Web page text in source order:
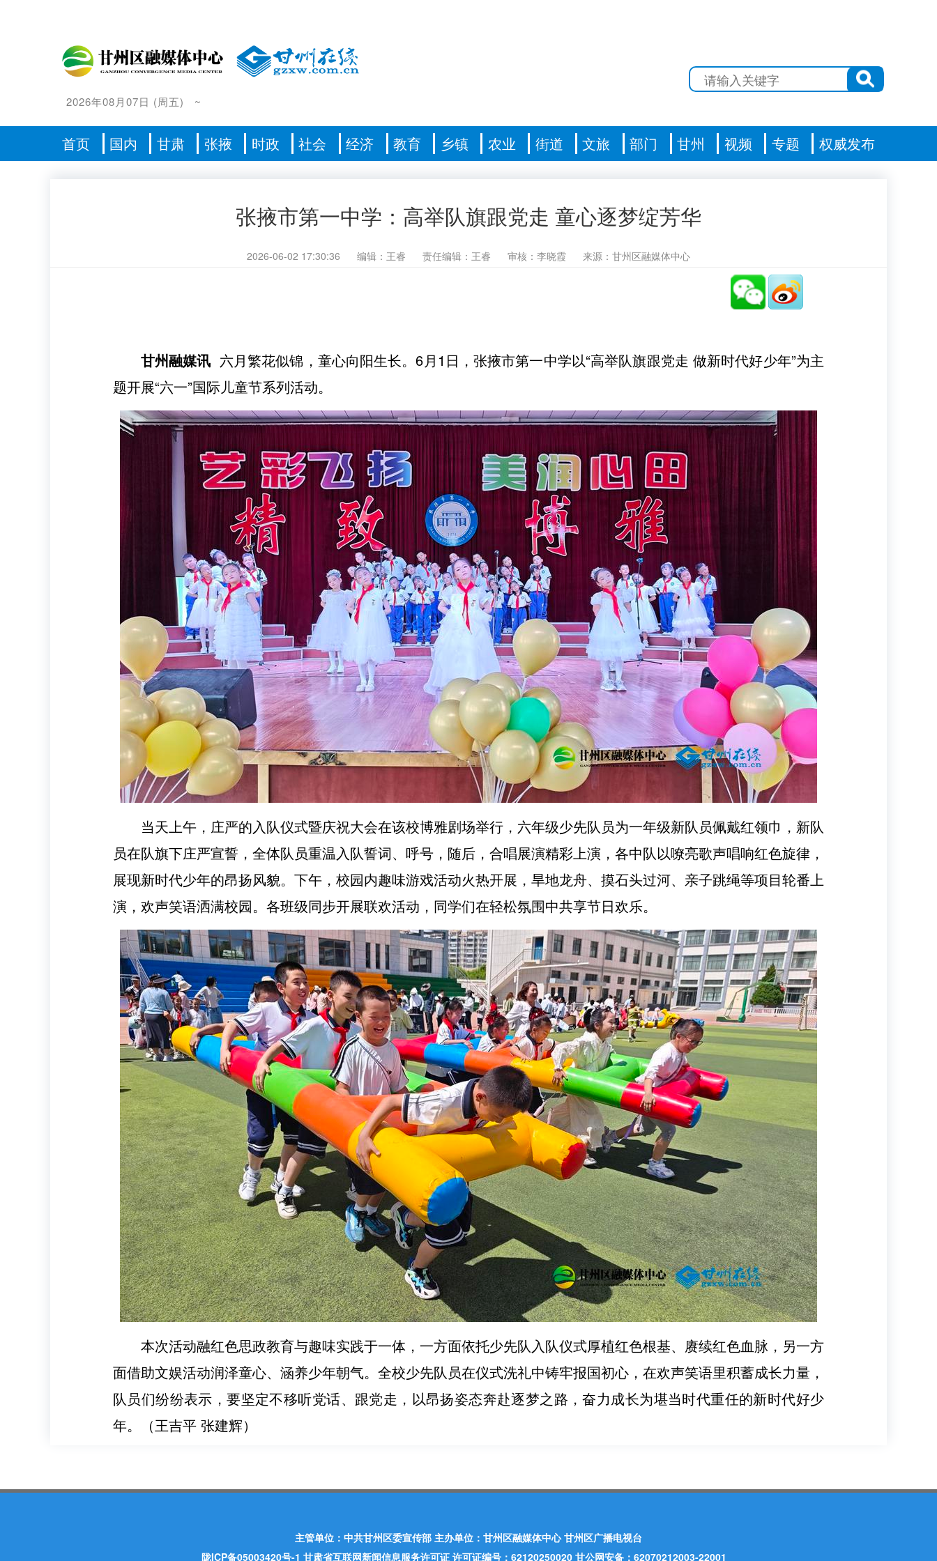
2026年08月07日 (周五) ~
首页 国内 甘肃 张掖 时政 社会 经济 教育 乡镇 农业 街道 文旅 部门 甘州 视频 专题 权威发布
张掖市第一中学：高举队旗跟党走 童心逐梦绽芳华
2026-06-02 17:30:36 编辑：王睿 责任编辑：王睿 审核：李晓霞 来源：甘州区融媒体中心
甘州融媒讯 六月繁花似锦，童心向阳生长。6月1日，张掖市第一中学以“高举队旗跟党走 做新时代好少年”为主
题开展“六一”国际儿童节系列活动。
当天上午，庄严的入队仪式暨庆祝大会在该校博雅剧场举行，六年级少先队员为一年级新队员佩戴红领巾，新队
员在队旗下庄严宣誓，全体队员重温入队誓词、呼号，随后，合唱展演精彩上演，各中队以嘹亮歌声唱响红色旋律，
展现新时代少年的昂扬风貌。 下午，校园内趣味游戏活动火热开展，旱地龙舟、摸石头过河、亲子跳绳等项目轮番上
演，欢声笑语洒满校园。各班级同步开展联欢活动，同学们在轻松氛围中共享节日欢乐。
本次活动融红色思政教育与趣味实践于一体，一方面依托少先队入队仪式厚植红色根基、赓续红色血脉，另一方
面借助文娱活动润泽童心、涵养少年朝气。全校少先队员在仪式洗礼中铸牢报国初心，在欢声笑语里积蓄成长力量，
队员们纷纷表示，要坚定不移听党话、跟党走，以昂扬姿态奔赴逐梦之路，奋力成长为堪当时代重任的新时代好少
年。
（王吉平 张建辉）
主管单位：中共甘州区委宣传部 主办单位：甘州区融媒体中心 甘州区广播电视台
陇ICP备05003420号-1 甘肃省互联网新闻信息服务许可证 许可证编号：62120250020 甘公网安备：62070212003-22001